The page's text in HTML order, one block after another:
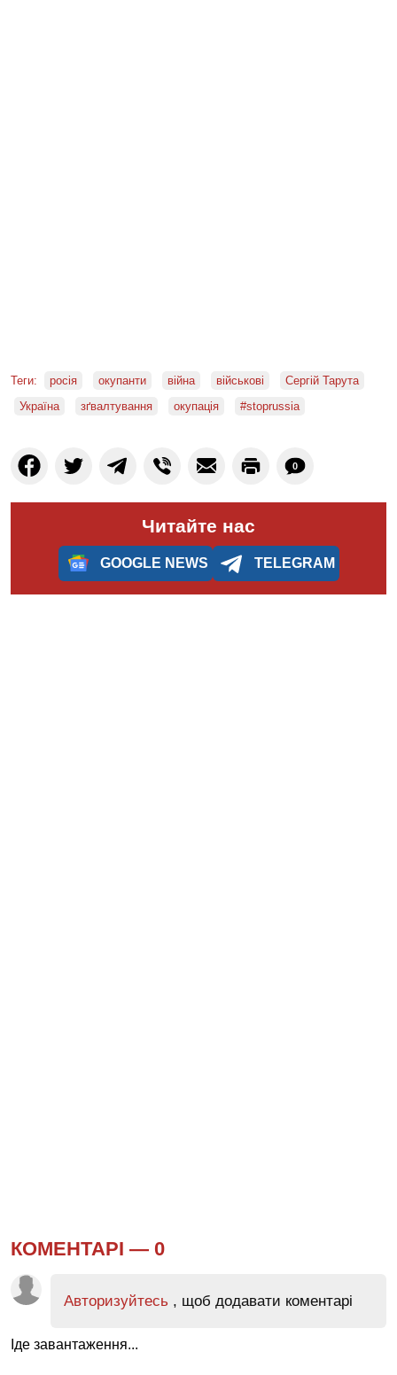
Теги: росія окупанти війна військові
Сергій Тарута
Україна
зґвалтування окупація #stoprussia
0
Читайте нас
GOOGLE NEWS TELEGRAM
КОМЕНТАРІ — 0
Авторизуйтесь , щоб додавати коментарі
Іде завантаження...